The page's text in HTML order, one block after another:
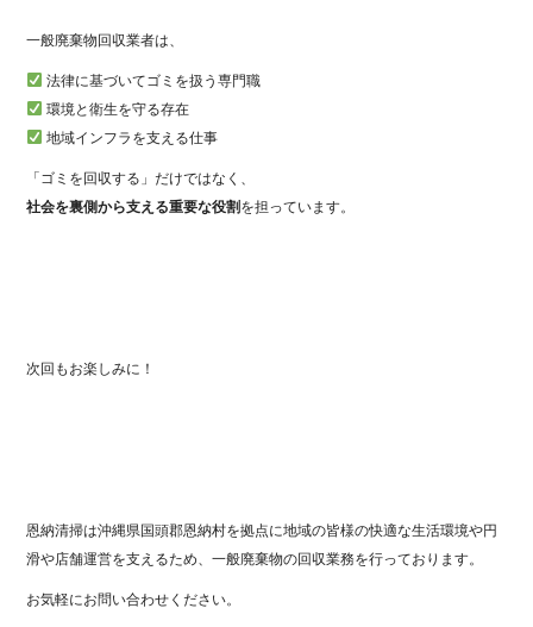
一般廃棄物回収業者は、
法律に基づいてゴミを扱う専門職
環境と衛生を守る存在
地域インフラを支える仕事
「ゴミを回収する」だけではなく、
社会を裏側から支える重要な役割 を担っています。
次回もお楽しみに！
恩納清掃は沖縄県国頭郡恩納村を拠点に地域の皆様の快適な生活環境や円
滑や店舗運営を支えるため、一般廃棄物の回収業務を行っております。
お気軽にお問い合わせください。